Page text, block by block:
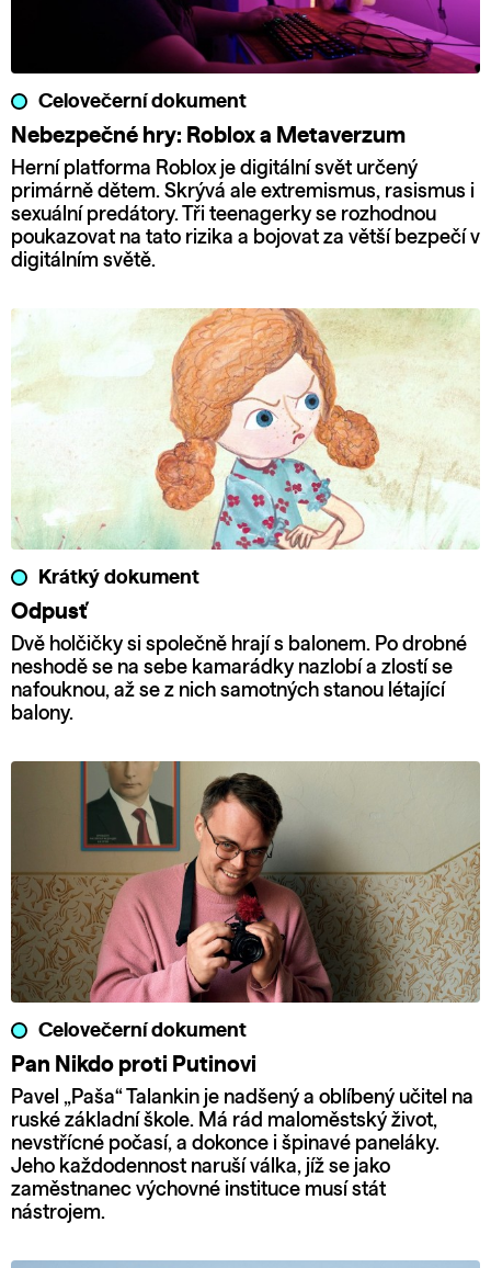
Celovečerní dokument
Nebezpečné hry: Roblox a Metaverzum
Herní platforma Roblox je digitální svět určený
primárně dětem. Skrývá ale extremismus, rasismus i
sexuální predátory. Tři teenagerky se rozhodnou
poukazovat na tato rizika a bojovat za větší bezpečí v
digitálním světě.
Krátký dokument
Odpusť
Dvě holčičky si společně hrají s balonem. Po drobné
neshodě se na sebe kamarádky nazlobí a zlostí se
nafouknou, až se z nich samotných stanou létající
balony.
Celovečerní dokument
Pan Nikdo proti Putinovi
Pavel „Paša“ Talankin je nadšený a oblíbený učitel na
ruské základní škole. Má rád maloměstský život,
nevstřícné počasí, a dokonce i špinavé paneláky.
Jeho každodennost naruší válka, jíž se jako
zaměstnanec výchovné instituce musí stát
nástrojem.